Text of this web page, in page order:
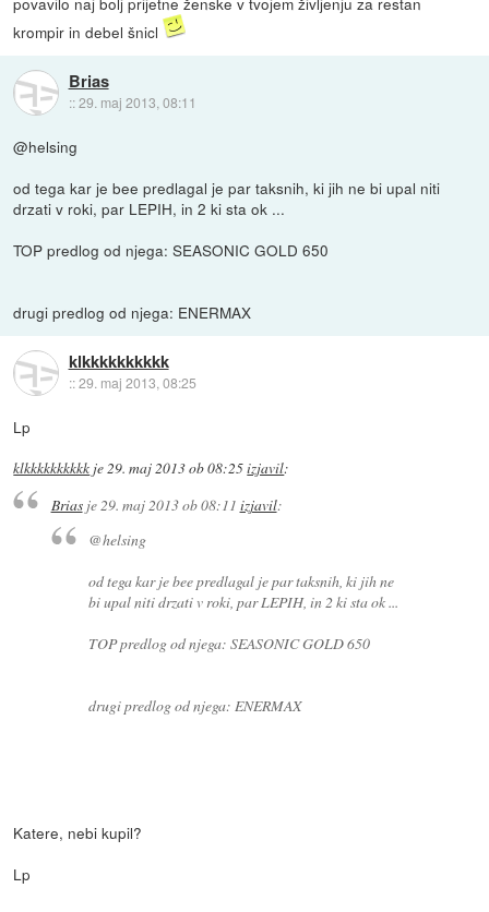
krompir in debel šnicl
Brias
::29. maj 2013, 08:11
@helsing
od tega kar je bee predlagal je par taksnih, ki jih ne bi upal niti
drzati v roki, par LEPIH, in 2 ki sta ok ...
TOP predlog od njega: SEASONIC GOLD 650
drugi predlog od njega: ENERMAX
klkkkkkkkkkk
::29. maj 2013, 08:25
Lp
klkkkkkkkkkk je29. maj 2013 ob 08:25izjavil:
Briasje 29. maj 2013 ob 08:11 izjavil:
@helsing
od tega kar je bee predlagal je par taksnih, ki jih ne
bi upal niti drzati v roki, par LEPIH, in 2 ki sta ok ...
TOP predlog od njega: SEASONIC GOLD 650
drugi predlog od njega: ENERMAX
Katere, nebi kupil?
Lp